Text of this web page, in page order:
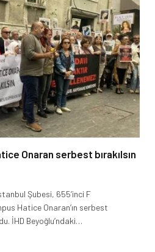
Onaran serbest bırakılsın
Şubesi, 655’inci F
Hatice Onaran’ın serbest
İHD Beyoğlu’ndaki…